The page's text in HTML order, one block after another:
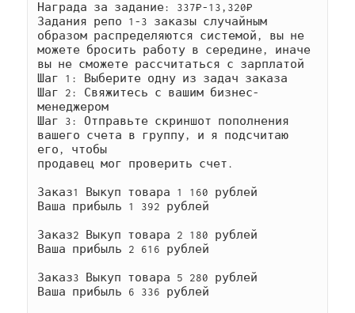
Награда за задание: 337₽-13,320₽
Задания репо 1-3 заказы случайным
образом распределяются системой, вы не
можете бросить работу в середине, иначе
вы не сможете рассчитаться с зарплатой
Шаг 1: Выберите одну из задач заказа
Шаг 2: Свяжитесь с вашим бизнес-
менеджером
Шаг 3: Отправьте скриншот пополнения
вашего счета в группу, и я подсчитаю
его, чтобы
продавец мог проверить счет.
Заказ1 Выкуп товара 1 160 рублей
Ваша прибыль 1 392 рублей
Заказ2 Выкуп товара 2 180 рублей
Ваша прибыль 2 616 рублей
Заказ3 Выкуп товара 5 280 рублей
Ваша прибыль 6 336 рублей